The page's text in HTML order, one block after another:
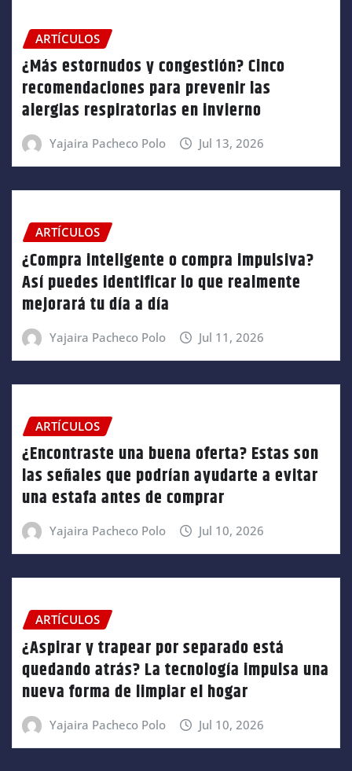
ARTÍCULOS
¿Más estornudos y congestión? Cinco
recomendaciones para prevenir las
alergias respiratorias en invierno
Yajaira Pacheco Polo Jul 13, 2026
ARTÍCULOS
¿Compra inteligente o compra impulsiva?
Así puedes identificar lo que realmente
mejorará tu día a día
Yajaira Pacheco Polo Jul 11, 2026
ARTÍCULOS
¿Encontraste una buena oferta? Estas son
las señales que podrían ayudarte a evitar
una estafa antes de comprar
Yajaira Pacheco Polo Jul 10, 2026
ARTÍCULOS
¿Aspirar y trapear por separado está
quedando atrás? La tecnología impulsa una
nueva forma de limpiar el hogar
Yajaira Pacheco Polo Jul 10, 2026